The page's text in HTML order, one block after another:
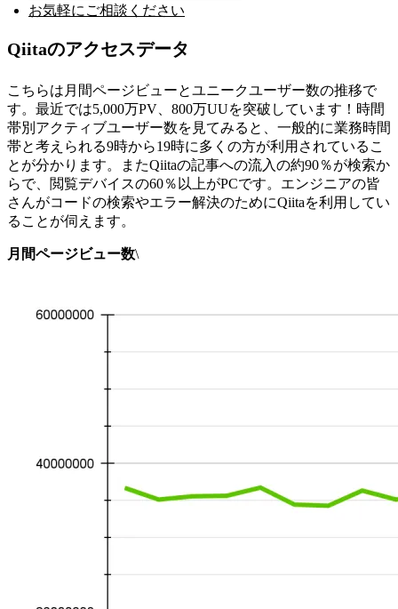
お気軽にご相談ください
Qiitaのアクセスデータ
こちらは月間ページビューとユニークユーザー数の推移で
す。最近では5,000万PV、800万UUを突破しています！時間
帯別アクティブユーザー数を見てみると、一般的に業務時間
帯と考えられる9時から19時に多くの方が利用されているこ
とが分かります。またQiitaの記事への流入の約90％が検索か
らで、閲覧デバイスの60％以上がPCです。エンジニアの皆
さんがコードの検索やエラー解決のためにQiitaを利用してい
ることが伺えます。
月間ページビュー数\